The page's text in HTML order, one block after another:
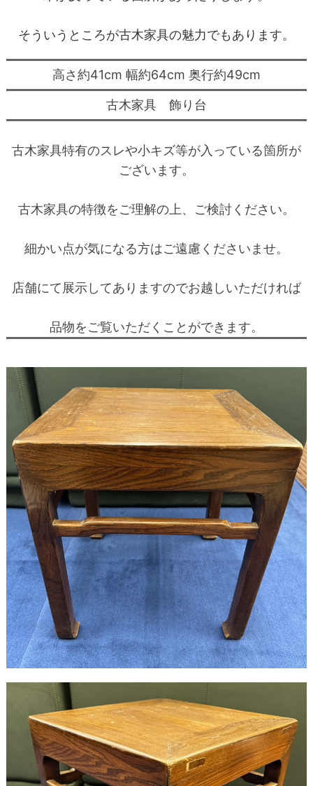
そういうところが古木家具の魅力でもあります。
高さ約41cm 幅約64cm 奥行約49cm
古木家具 飾り台
古木家具特有のスレや小キズ等が入っている箇所が
ございます。
古木家具の特徴をご理解の上、ご検討ください。
細かい点が気になる方はご遠慮くださいませ。
店舗にて展示してありますのでお越しいただければ
品物をご覧いただくことができます。